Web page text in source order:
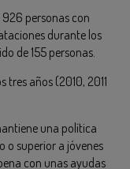
personas con
durante los
de 155 personas.
años (2010, 2011
una política
o superior a jóvenes
con unas ayudas